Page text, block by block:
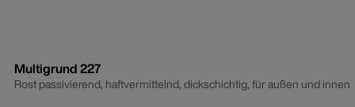
Multigrund 227
Rost passivierend, haftvermittelnd, dickschichtig, für außen und innen